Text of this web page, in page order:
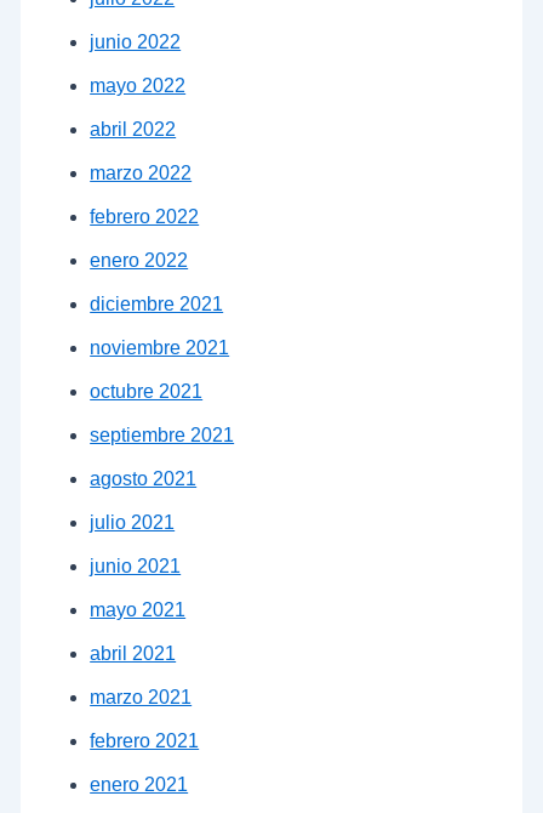
junio 2022
mayo 2022
abril 2022
marzo 2022
febrero 2022
enero 2022
diciembre 2021
noviembre 2021
octubre 2021
septiembre 2021
agosto 2021
julio 2021
junio 2021
mayo 2021
abril 2021
marzo 2021
febrero 2021
enero 2021